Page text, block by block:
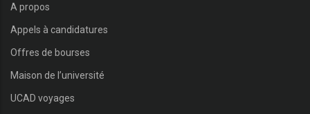
A propos
Appels à candidatures
Offres de bourses
Maison de l’université
UCAD voyages